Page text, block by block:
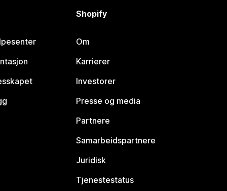
Shopify
Om
Karrierer
Investorer
Presse og media
Partnere
Samarbeidspartnere
Juridisk
Tjenestestatus